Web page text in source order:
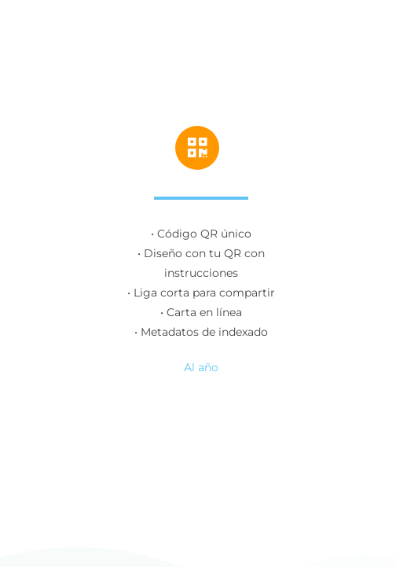
• Código QR único
• Diseño con tu QR con
instrucciones
• Liga corta para compartir
• Carta en línea
• Metadatos de indexado
Al año